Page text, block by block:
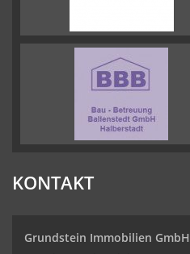
KONTAKT
Grundstein Immobilien GmbH